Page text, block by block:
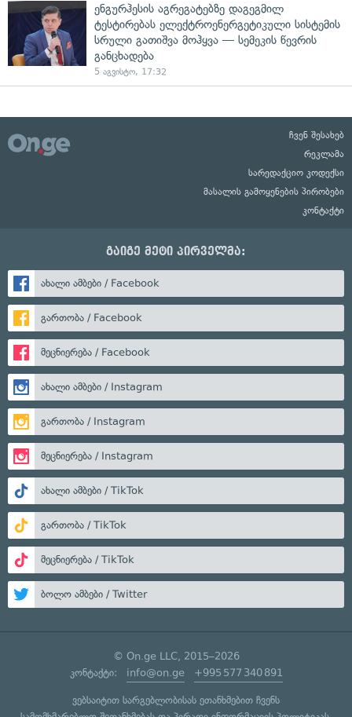
ენგურჰესის აგრეგატებზე დაგეგმილ
ტესტირებას ელექტროენერგეტიკული სისტემის
სრული გათიშვა მოჰყვა — სემეკის წევრის
განცხადება
5 აგვისტო, 17:32
ჩვენ შესახებ
რეკლამა
სარედაქციო კოდექსი
მასალის გამოყენების პირობები
კონტაქტი
გაიგე მეტი პირველმა:
ახალი ამბები / Facebook
გართობა / Facebook
მეცნიერება / Facebook
ახალი ამბები / Instagram
გართობა / Instagram
მეცნიერება / Instagram
ახალი ამბები / TikTok
გართობა / TikTok
მეცნიერება / TikTok
ბოლო ამბები / Twitter
© On.ge LLC, 2015–2026
კონტაქტი: info@on.ge +995 577 340 891
ვებსაიტით სარგებლობისას ეთანხმებით ჩვენს